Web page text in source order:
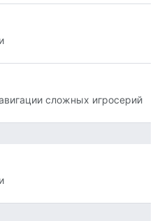
сложных игросерий